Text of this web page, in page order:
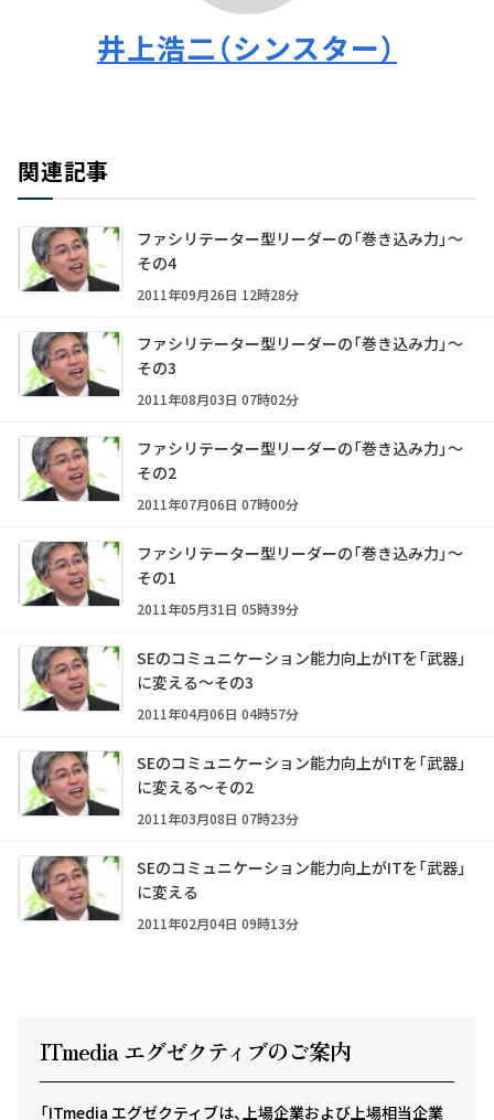
井上浩二（シンスター）
関連記事
ファシリテーター型リーダーの「巻き込み力」～
その4
2011年09月26日 12時28分
ファシリテーター型リーダーの「巻き込み力」～
その3
2011年08月03日 07時02分
ファシリテーター型リーダーの「巻き込み力」～
その2
2011年07月06日 07時00分
ファシリテーター型リーダーの「巻き込み力」～
その1
2011年05月31日 05時39分
SEのコミュニケーション能力向上がITを「武器」
に変える～その3
2011年04月06日 04時57分
SEのコミュニケーション能力向上がITを「武器」
に変える～その2
2011年03月08日 07時23分
SEのコミュニケーション能力向上がITを「武器」
に変える
2011年02月04日 09時13分
ITmedia エグゼクティ ブのご案内
「ITmedia エグゼクティブは、上場企業および上場相当企業